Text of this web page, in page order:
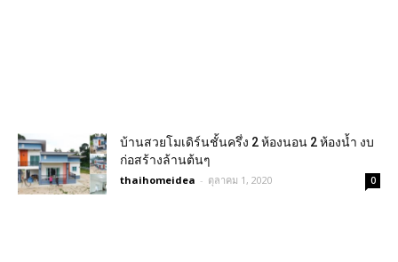
บ้านสวยโมเดิร์นชั้นครึ่ง 2 ห้องนอน ​2 ห้องน้ำ งบ
ก่อสร้างล้านต้นๆ
thaihomeidea - ตุลาคม 1, 2020 0